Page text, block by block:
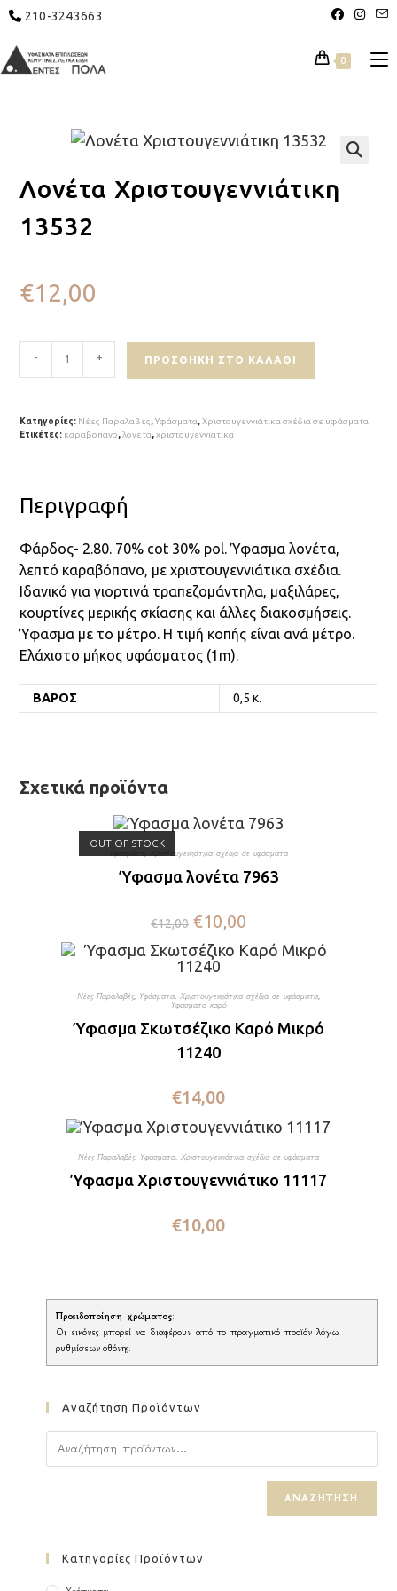
210-3243663
0
Λονέτα Χριστουγεννιάτικη
13532
€12,00
- + ΠΡΟΣΘΉΚΗ ΣΤΟ ΚΑΛΆΘΙ
Κατηγορίες: Νέες Παραλαβές,Υφάσματα,Χριστουγεννιάτικα σχέδια σε υφάσματα
Ετικέτες: καραβοπανο,λονετα,χριστουγεννιατικα
Περιγραφή
Φάρδος- 2.80. 70% cot 30% pol. Ύφασμα λονέτα,
λεπτό καραβόπανο, με χριστουγεννιάτικα σχέδια.
Ιδανικό για γιορτινά τραπεζομάντηλα, μαξιλάρες,
κουρτίνες μερικής σκίασης και άλλες διακοσμήσεις.
Ύφασμα με το μέτρο. Η τιμή κοπής είναι ανά μέτρο.
Ελάχιστο μήκος υφάσματος (1m).
ΒΆΡΟΣ 0,5 κ.
Σχετικά προϊόντα
OUT OF STOCK
Χριστουγεννιάτικα σχέδια σε υφάσματα
Ύφασμα λονέτα 7963
€12,00 €10,00
Νέες Παραλαβές, Υφάσματα Χριστουγεννιάτικα σχέδια σε υφάσματα
Υφάσματα καρό
Ύφασμα Σκωτσέζικο Καρό Μικρό
11240
€14,00
Νέες Παραλαβές, Υφάσματα, Χριστουγεννιάτικα σχέδια σε υφάσματα
Ύφασμα Χριστουγεννιάτικο 11117
€10,00
Προειδοποίηση χρώματος:
Οι εικόνες μπορεί να διαφέρουν από το πραγματικό προϊόν λόγω
ρυθμίσεων οθόνης.
Αναζήτηση Προϊόντων
ΑΝΑΖΉΤΗΣΗ
Κατηγορίες Προϊόντων